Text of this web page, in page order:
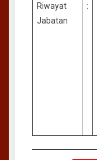
Riwayat
Jabatan
: